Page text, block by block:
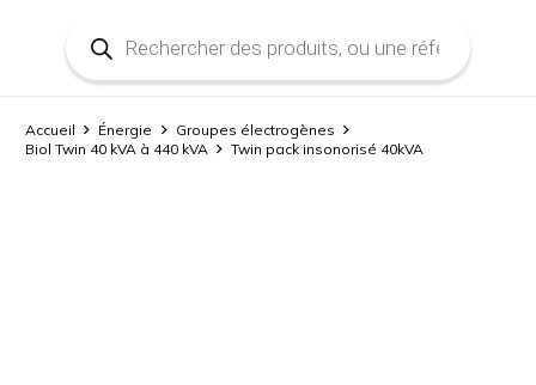
produits
Accueil Énergie
Groupes électrogènes
Biol Twin 40 kVA à 440 kVA
Twin pack insonorisé 40kVA